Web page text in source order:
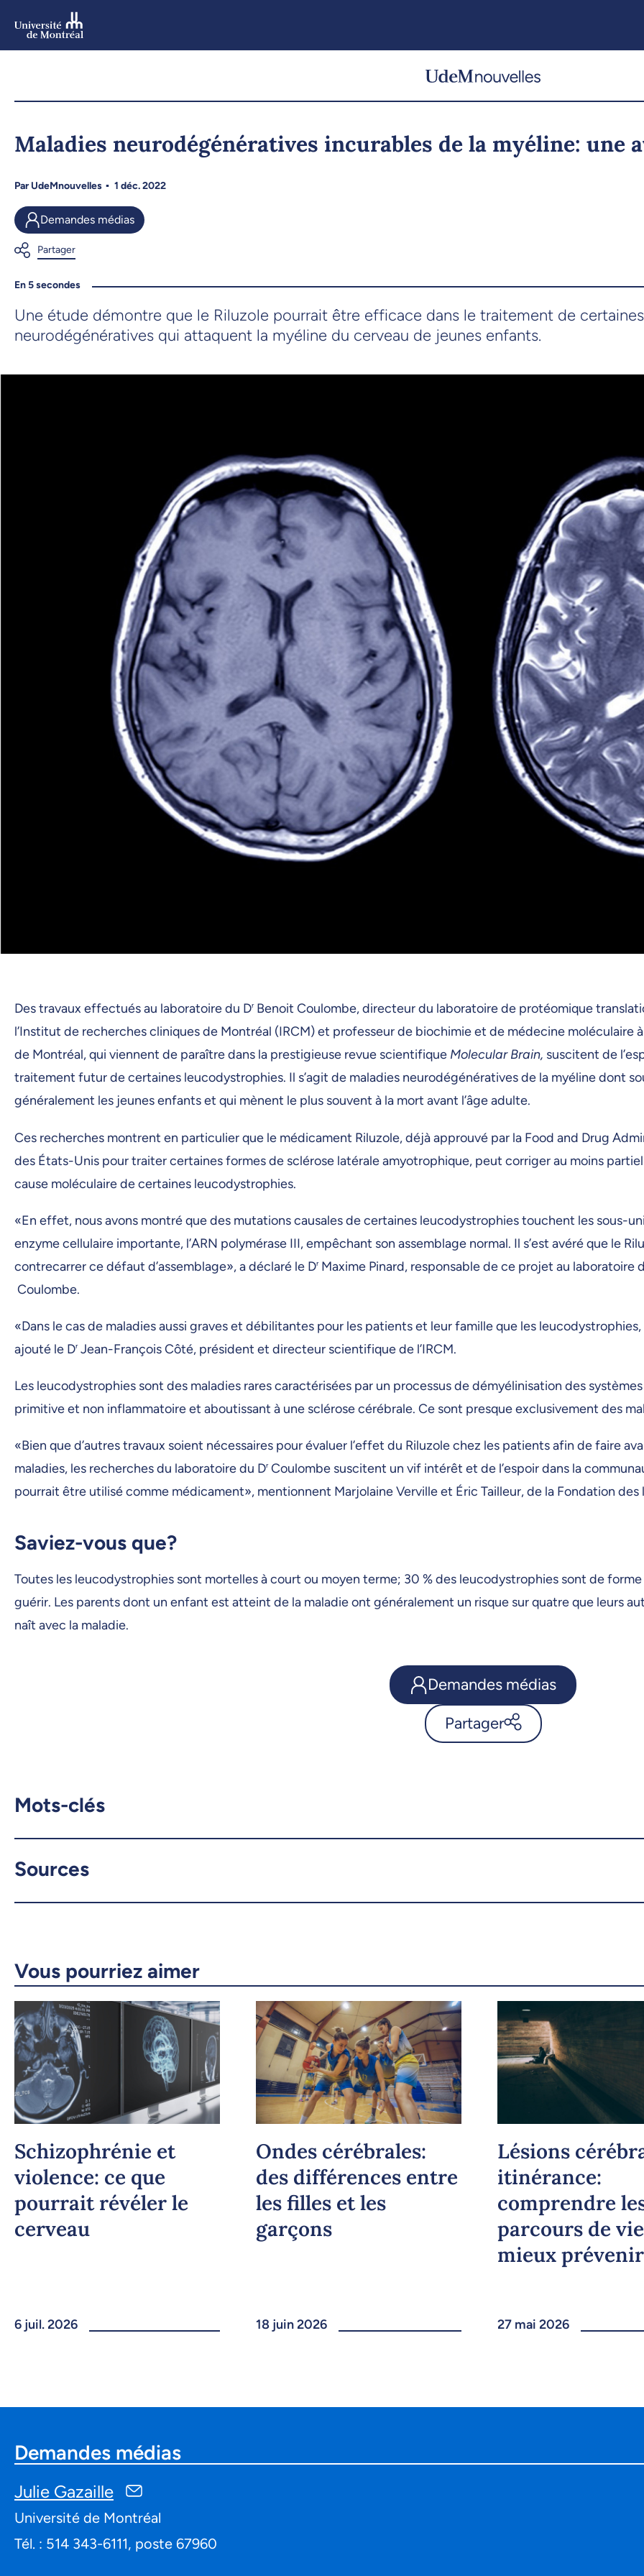
Maladies neurodégénératives incurables de la myéline: une
ParUdeMnouvelles 1 déc. 2022
Demandes médias
En 5 secondes
Une étude démontre que le Riluzole pourrait être efficace dans le traitement de
neurodégénératives qui attaquent la myéline du cerveau de jeunes enfants.
Des travaux effectués au laboratoire du DrBenoit Coulombe, directeur du laboratoire de protéomique
l’Institut de recherches cliniques de Montréal (IRCM) et professeur de biochimie et de médecine moléculaire à
de Montréal, qui viennent de paraître dans la prestigieuse revue scientifique Molecular Brain, suscitent de
traitement futur de certaines leucodystrophies. Il s’agit de maladies neurodégénératives de la myéline dont
généralement les jeunes enfants et qui mènent le plus souvent à la mort avant l’âge adulte.
Ces recherches montrent en particulier que le médicament Riluzole, déjà approuvé par la Food and Drug
des États-Unis pour traiter certaines formes de sclérose latérale amyotrophique, peut corriger au moins
cause moléculaire de certaines leucodystrophies.
«En effet, nous avons montré que des mutations causales de certaines leucodystrophies touchent les sous-
enzyme cellulaire importante, l’ARN polymérase III, empêchant son assemblage normal. Il s’est avéré que le
contrecarrer ce défaut d’assemblage», a déclaré le DrMaxime Pinard, responsable de ce projet au laboratoire
Coulombe.
«Dans le cas de maladies aussi graves et débilitantes pour les patients et leur famille que les
ajouté le DrJean-François Côté, président et directeur scientifique de l’IRCM.
Les leucodystrophies sont des maladies rares caractérisées par un processus de démyélinisation des
primitive et non inflammatoire et aboutissant à une sclérose cérébrale. Ce sont presque exclusivement des
«Bien que d’autres travaux soient nécessaires pour évaluer l’effet du Riluzole chez les patients afin de faire
maladies, les recherches du laboratoire du DrCoulombe suscitent un vif intérêt et de l’espoir dans la
pourrait être utilisé comme médicament», mentionnent Marjolaine Verville et Éric Tailleur, de la Fondation
Saviez-vous que?
Toutes les leucodystrophies sont mortelles à court ou moyen terme; 30 % des leucodystrophies sont de
guérir. Les parents dont un enfant est atteint de la maladie ont généralement un risque sur quatre que leurs
naît avec la maladie.
Demandes médias
Partager
Mots-clés
Sources
Vous pourriez aimer
Schizophrénie et
violence: ce que
pourrait révéler le
cerveau
6 juil. 2026
Ondes cérébrales:
des différences entre
les filles et les
garçons
18 juin 2026
Lésions
itinérance:
comprendre
parcours de
mieux prévenir
27 mai 2026
Demandes médias
Julie Gazaille
Université de Montréal
Tél. : 514 343-6111, poste 67960